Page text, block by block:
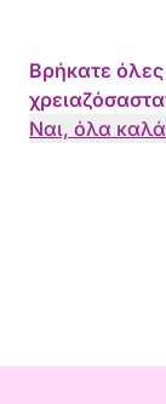
Βρήκατε
Ναι, όλα καλά